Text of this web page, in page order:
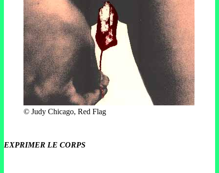
© Judy Chicago, Red Flag
EXPRIMER LE CORPS